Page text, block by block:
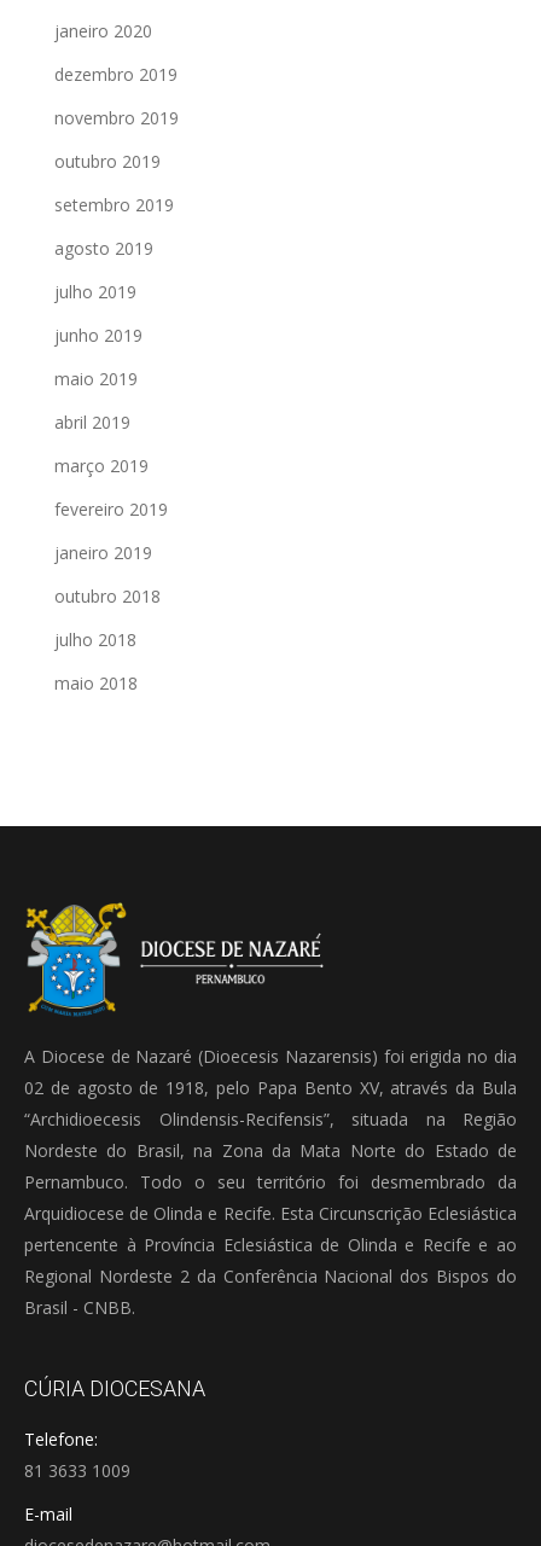
janeiro 2020
dezembro 2019
novembro 2019
outubro 2019
setembro 2019
agosto 2019
julho 2019
junho 2019
maio 2019
abril 2019
março 2019
fevereiro 2019
janeiro 2019
outubro 2018
julho 2018
maio 2018
A Diocese de Nazaré (Dioecesis Nazarensis) foi erigida no dia
02 de agosto de 1918, pelo Papa Bento XV, através da Bula
“Archidioecesis Olindensis-Recifensis”, situada na Região
Nordeste do Brasil, na Zona da Mata Norte do Estado de
Pernambuco. Todo o seu território foi desmembrado da
Arquidiocese de Olinda e Recife. Esta Circunscrição Eclesiástica
pertencente à Província Eclesiástica de Olinda e Recife e ao
Regional Nordeste 2 da Conferência Nacional dos Bispos do
Brasil - CNBB.
CÚRIA DIOCESANA
Telefone:
81 3633 1009
E-mail